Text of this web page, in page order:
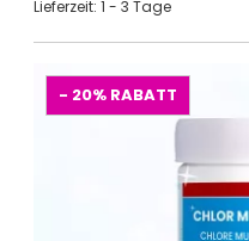
Lieferzeit: 1 - 3 Tage
- 20% RABATT